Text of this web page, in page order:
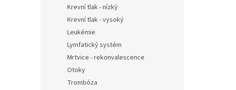
Krevní tlak - nízký
Krevní tlak - vysoký
Leukémie
Lymfatický systém
Mrtvice - rekonvalescence
Otoky
Trombóza